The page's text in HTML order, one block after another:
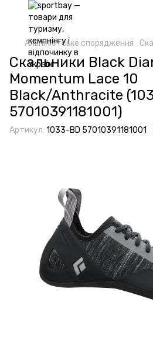
Альпіністське спорядження
Скальники Black
Momentum Lace 10
Black/Anthracite
57010391181001)
Артикул: 1033-BD 57010391181001